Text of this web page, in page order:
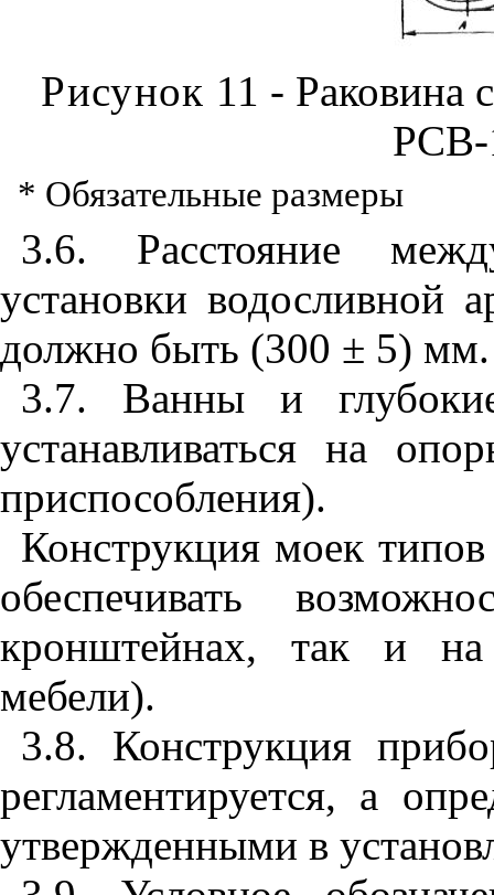
Рисунок 11 - Раковина
* Обязательные размеры
3.6. Расстояние
установки водосливной
должно быть (300 ± 5) мм.
3.7. Ванны и
устанавливаться на
приспособления).
Конструкция моек
обеспечивать
кронштейнах, так и
мебели).
3.8. Конструкция
регламентируется, а
утвержденными в